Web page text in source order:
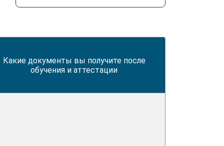
Какие документы вы получите после
обучения и аттестации